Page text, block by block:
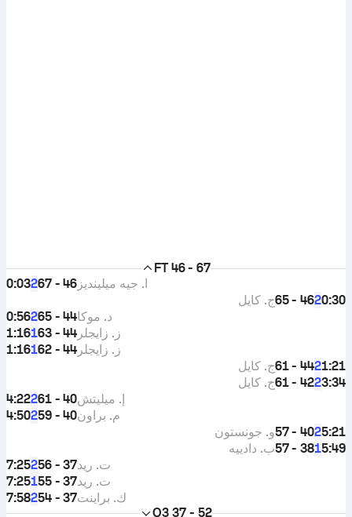
FT 46 - 67
0:032 46 - 67 آ. جيه ميلينديز
0:30
2
46 - 65
ج. كايل
0:562 44 - 65د. موكا
1:161 44 - 63 ز. زايجلر
1:161 44 - 62 ز. زايجلر
1:21
2
44 - 61
ج. كايل
3:34
2
42 - 61
ج. كايل
4:222 40 - 61إ. ميليتش
4:502 40 - 59م. براون
5:21
2
40 - 57
و. جونستون
5:49
1
38 - 57
ب. دادييه
7:252 37 - 56ت. ريد
7:251 37 - 55ت. ريد
7:582 37 - 54ك. براينت
Q3 37 - 52